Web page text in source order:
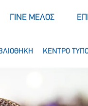
ΓΙΝΕ ΜΕΛΟΣ
ΚΕΝΤΡΟ